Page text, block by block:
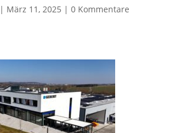
| März 11, 2025 | 0 Kommentare